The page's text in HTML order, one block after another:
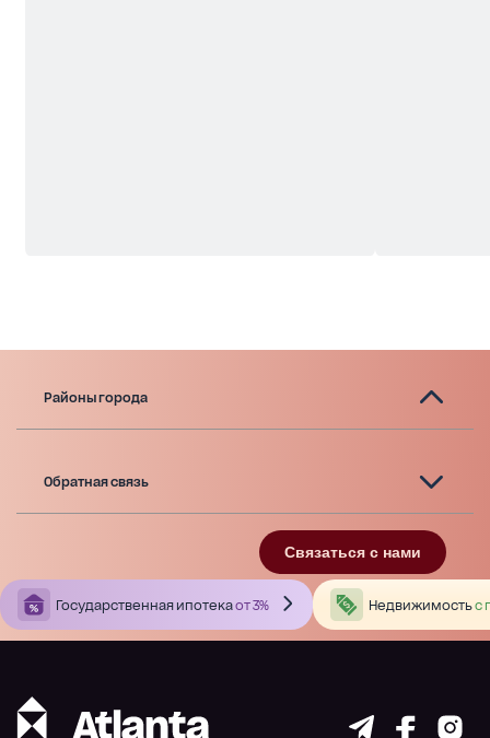
Районы города
Обратная связь
Связаться с нами
Государственная ипотекаот 3% Недвижимостьс